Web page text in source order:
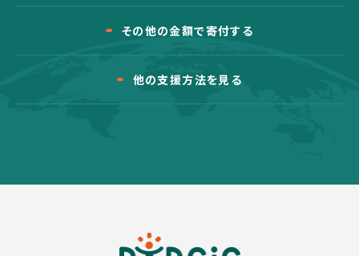
その他の金額で寄付する
他の支援方法を見る